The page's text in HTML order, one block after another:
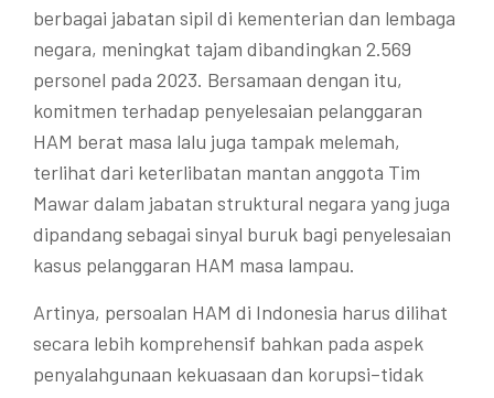
berbagai jabatan sipil di kementerian dan lembaga
negara, meningkat tajam dibandingkan 2.569
personel pada 2023. Bersamaan dengan itu,
komitmen terhadap penyelesaian pelanggaran
HAM berat masa lalu juga tampak melemah,
terlihat dari keterlibatan mantan anggota Tim
Mawar dalam jabatan struktural negara yang juga
dipandang sebagai sinyal buruk bagi penyelesaian
kasus pelanggaran HAM masa lampau.
Artinya, persoalan HAM di Indonesia harus dilihat
secara lebih komprehensif bahkan pada aspek
penyalahgunaan kekuasaan dan korupsi–tidak